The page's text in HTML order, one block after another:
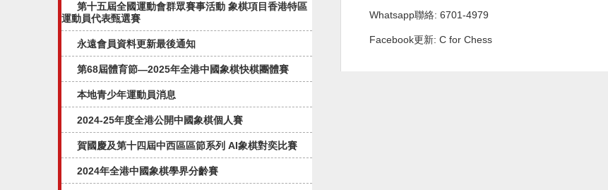
第十五屆全國運動會群眾賽事活動 象棋項目香港特區
運動員代表甄選賽
永遠會員資料更新最後通知
第68屆體育節—2025年全港中國象棋快棋團體賽
本地青少年運動員消息
2024-25年度全港公開中國象棋個人賽
賀國慶及第十四屆中西區區節系列 AI象棋對奕比賽
2024年全港中國象棋學界分齡賽
Whatsapp聯絡: 6701-4979
Facebook更新: C for Chess